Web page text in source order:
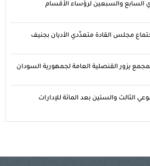
السابع والسبعين لرؤساء الأقسام
مجلس القادة متعدِّدي الأديان بجنيف
يزور القنصلية العامة لجمهورية السودان
الثالث والستين بعد المائة للإدارات